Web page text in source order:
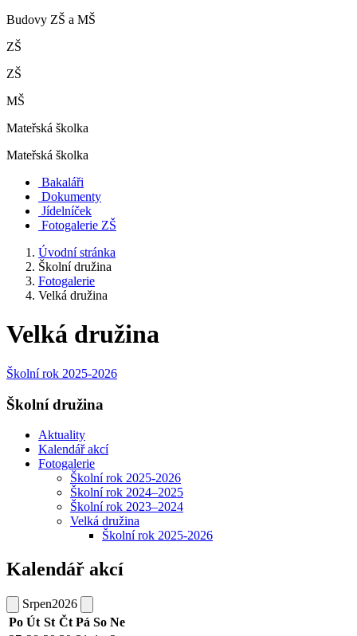
Budovy ZŠ a MŠ
ZŠ
ZŠ
MŠ
Mateřská školka
Mateřská školka
Bakaláři
Dokumenty
Jídelníček
Fotogalerie ZŠ
Úvodní stránka
Školní družina
Fotogalerie
Velká družina
Velká družina
Školní rok 2025-2026
Školní družina
Aktuality
Kalendář akcí
Fotogalerie
Školní rok 2025-2026
Školní rok 2024–2025
Školní rok 2023–2024
Velká družina
Školní rok 2025-2026
Kalendář akcí
Srpen2026
Po Út St Čt Pá So Ne